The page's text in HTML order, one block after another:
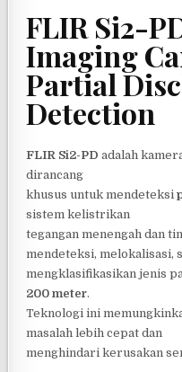
FLIR Si2-
Imaging
Partial
Detection
FLIR Si2-PD adalah
dirancang
khusus untuk mendeteksi
sistem kelistrikan
tegangan menengah dan
mendeteksi, melokalisasi,
mengklasifikasikan jenis
200 meter.
Teknologi ini
masalah lebih cepat dan
menghindari kerusakan